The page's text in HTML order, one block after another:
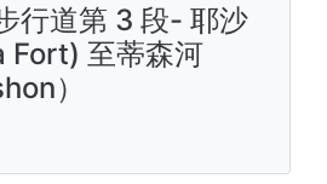
行道第 3 段- 耶沙
Fort) 至蒂森河
）